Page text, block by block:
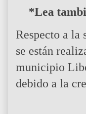
*Lea
Respecto a la
se están
municipio
debido a la